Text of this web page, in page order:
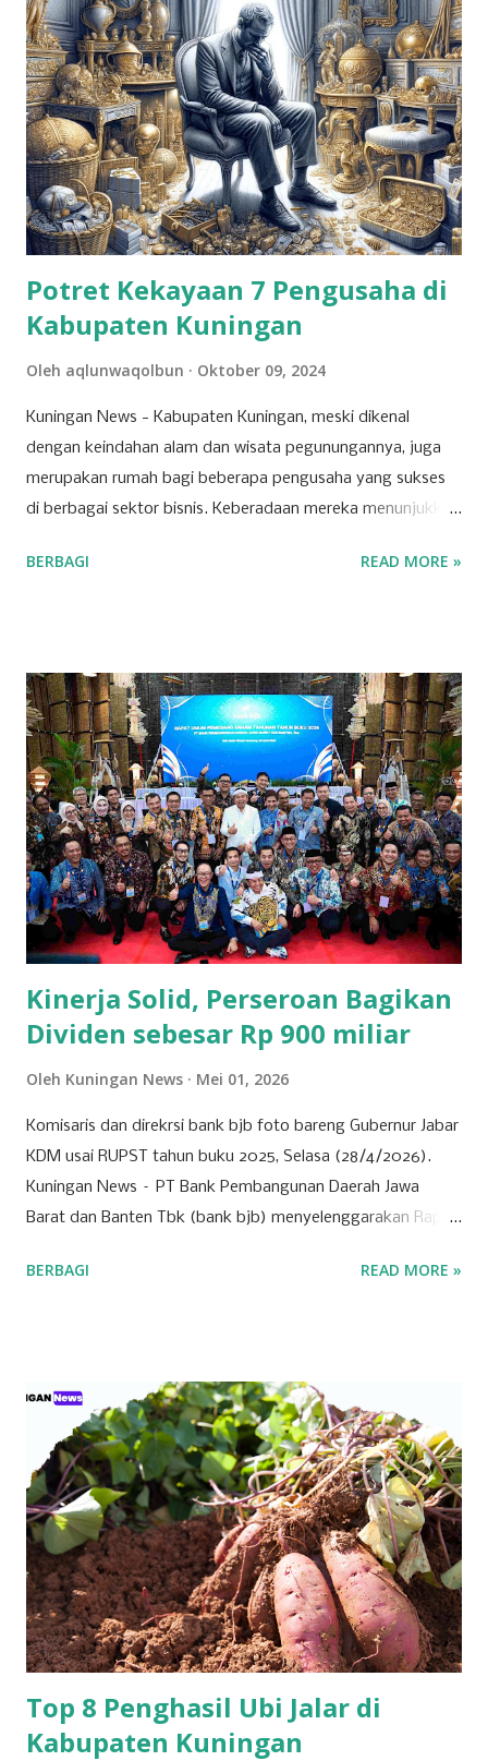
Potret Kekayaan 7 Pengusaha di
Kabupaten Kuningan
Oleh aqlunwaqolbun Oktober 09, 2024
Kuningan News - Kabupaten Kuningan, meski dikenal
dengan keindahan alam dan wisata pegunungannya, juga
merupakan rumah bagi beberapa pengusaha yang sukses
di berbagai sektor bisnis. Keberadaan mereka menunjukkan
berkembang pesat, dipicu oleh inovasi dan ketekunan para
sehari-hari. Para pengusaha yang sukses di sektor ini
berhasil mengelola jaringan ritel yang luas dan berkontribusi
signifikan terhadap roda perekonomian daerah.
Keberhasilan mereka tak lepas dari strategi bisnis yang
tepat dan kemampuan menyesuaikan diri dengan
kebutuhan pasar yang dinamis. Selain ritel, sektor properti
dan konstruksi juga menjadi pilar penting bagi
perekonomian Kuningan. Beberapa perusahaan besar di
bidang ini terlibat dalam pembangunan infrastruktur yang
tidak hanya bermanfaat bagi daerah, tetapi...
BERBAGI READ MORE »
Kinerja Solid, Perseroan Bagikan
Dividen sebesar Rp 900 miliar
Oleh Kuningan News Mei 01, 2026
Komisaris dan direkrsi bank bjb foto bareng Gubernur Jabar
KDM usai RUPST tahun buku 2025, Selasa (28/4/2026).
Kuningan News – PT Bank Pembangunan Daerah Jawa
Barat dan Banten Tbk (bank bjb) menyelenggarakan Rapat
2025 pada Selasa (28/4/2026). Rapat berlangsung secara
yang mengedepankan prinsip tata kelola perusahaan yang
baik, bank bjb mengundang seluruh pemegang saham
untuk turut serta dalam forum strategis ini. RUPST menjadi
wadah penting dalam proses pengambilan keputusan yang
berdampak langsung pada arah dan pertumbuhan
perusahaan ke depan. Tujuh agenda utama telah disusun
untuk dibahas dan diputuskan dalam RUPST kali ini.
Agenda-agenda tersebut disusun berdasarkan peraturan
perundang-undangan, usulan pemegang saham utama,
serta kepentingan strategis korporasi dalam men...
BERBAGI READ MORE »
Top 8 Penghasil Ubi Jalar di
Kabupaten Kuningan